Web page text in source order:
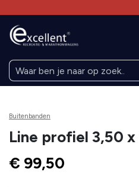
Buitenbanden
Line profiel 3,50 x
€ 99,50